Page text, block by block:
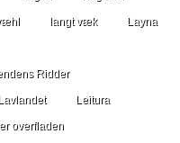
langt væk Layna
Ridder
Leitura
overfladen